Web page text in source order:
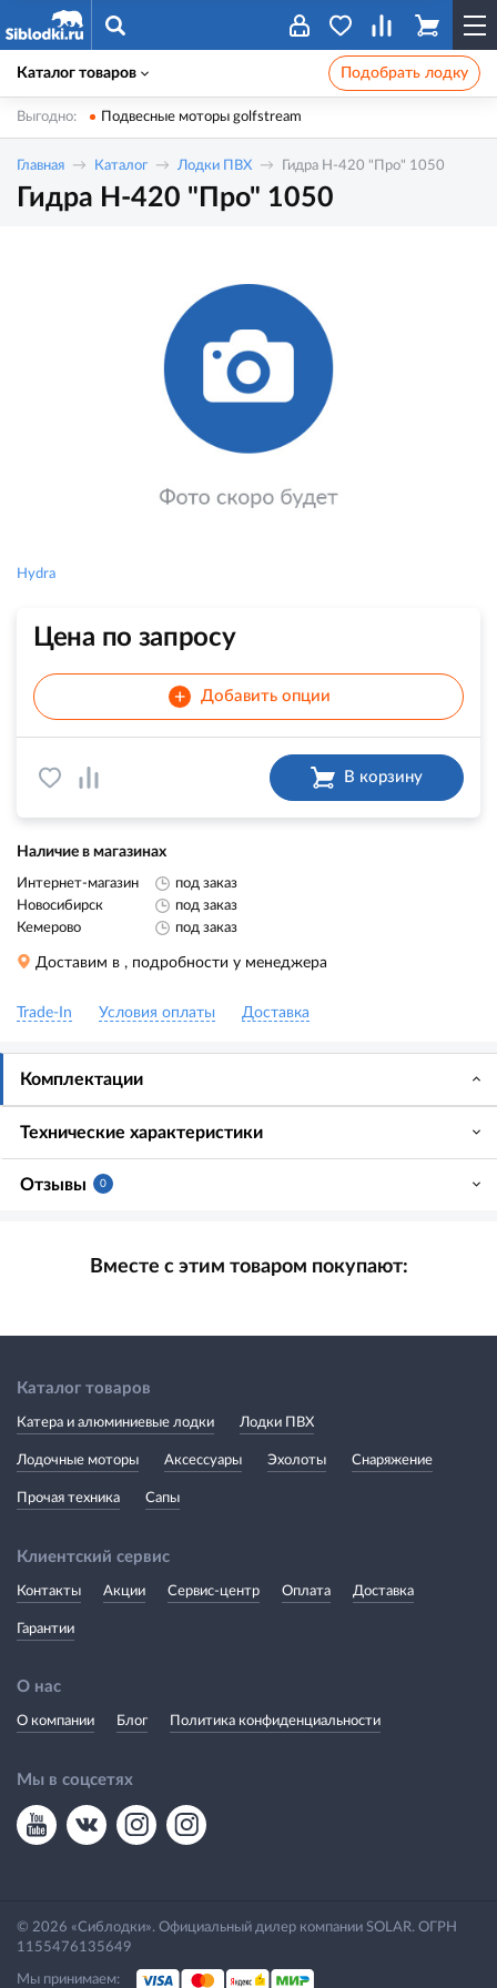
Каталог товаров Подобрать лодку
Выгодно: Подвесные моторы golfstream
Главная Каталог Лодки ПВХ Гидра Н-420 "Про" 1050
Гидра Н-420 "Про" 1050
Hydra
Цена по запросу
+ Добавить опции
В корзину
Наличие в магазинах
Интернет-магазин
под заказ
Новосибирск
под заказ
Кемерово
под заказ
Доставим в , подробности у менеджера
Trade-In Условия оплаты Доставка
Комплектации
Технические характеристики
Отзывы 0
Вместе с этим товаром покупают:
Каталог товаров
Катера и алюминиевые лодки Лодки ПВХ
Лодочные моторы Аксессуары Эхолоты Снаряжение
Прочая техника Сапы
Клиентский сервис
Контакты Акции Сервис-центр Оплата Доставка
Гарантии
О нас
О компании Блог Политика конфиденциальности
Мы в соцсетях
© 2026 «Сиблодки». Официальный дилер компании SOLAR. ОГРН
1155476135649
Мы принимаем: